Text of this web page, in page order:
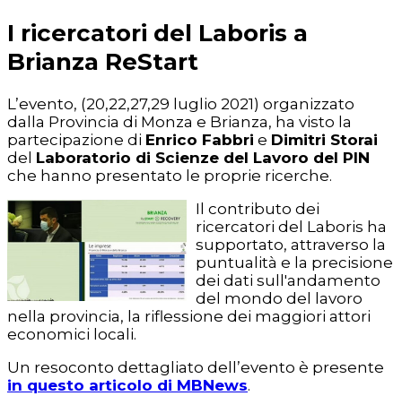
I ricercatori del Laboris a
Brianza ReStart
L’evento, (20,22,27,29 luglio 2021) organizzato
dalla Provincia di Monza e Brianza, ha visto la
partecipazione di Enrico Fabbri e Dimitri Storai
del Laboratorio di Scienze del Lavoro del PIN
che hanno presentato le proprie ricerche.
Il contributo dei
ricercatori del Laboris ha
supportato, attraverso la
puntualità e la precisione
dei dati sull'andamento
del mondo del lavoro
nella provincia, la riflessione dei maggiori attori
economici locali.
Un resoconto dettagliato dell’evento è presente
in questo articolo di MBNews.